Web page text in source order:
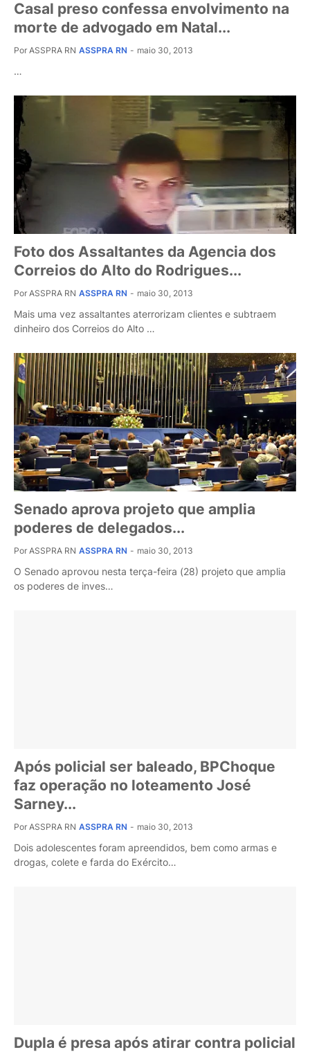
Casal preso confessa envolvimento na
morte de advogado em Natal...
Por ASSPRA RN ASSPRA RN - maio 30, 2013
…
Foto dos Assaltantes da Agencia dos
Correios do Alto do Rodrigues...
Por ASSPRA RN ASSPRA RN - maio 30, 2013
Mais uma vez assaltantes aterrorizam clientes e subtraem
dinheiro dos Correios do Alto …
Senado aprova projeto que amplia
poderes de delegados...
Por ASSPRA RN ASSPRA RN - maio 30, 2013
O Senado aprovou nesta terça-feira (28) projeto que amplia
os poderes de inves…
Após policial ser baleado, BPChoque
faz operação no loteamento José
Sarney...
Por ASSPRA RN ASSPRA RN - maio 30, 2013
Dois adolescentes foram apreendidos, bem como armas e
drogas, colete e farda do Exército…
Dupla é presa após atirar contra policial